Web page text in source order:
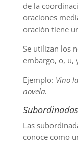
de la
oraciones
oración tiene
Se utilizan los
embargo, o, u,
Ejemplo: Vino
novela.
Subordinadas
Las
conoce como